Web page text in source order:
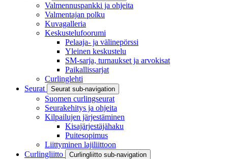
Valmennuspankki ja ohjeita
Valmentajan polku
Kuvagalleria
Keskustelufoorumi
Pelaaja- ja välinepörssi
Yleinen keskustelu
SM-sarja, turnaukset ja arvokisat
Paikallissarjat
Curlinglehti
Seurat
Seurat sub-navigation
Suomen curlingseurat
Seurakehitys ja ohjeita
Kilpailujen järjestäminen
Kisajärjestäjähaku
Puitesopimus
Liittyminen lajiliittoon
Curlingliitto
Curlingliitto sub-navigation